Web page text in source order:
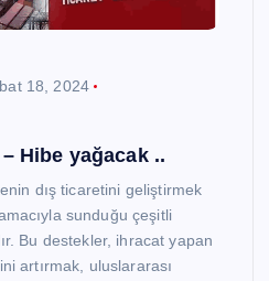
18, 2024
Hibe yağacak ..
dış ticaretini geliştirmek
sunduğu çeşitli
Bu destekler, ihracat yapan
artırmak, uluslararası